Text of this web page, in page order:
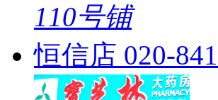
110号铺
恒信店 020-